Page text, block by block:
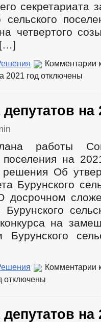
секретариата
сельского
четвертого
[…]
Комментарии
2021 год отключены
на
работы
поселения на
решения Об
Бурунского
на
Бурунского
Комментарии
отключены
на